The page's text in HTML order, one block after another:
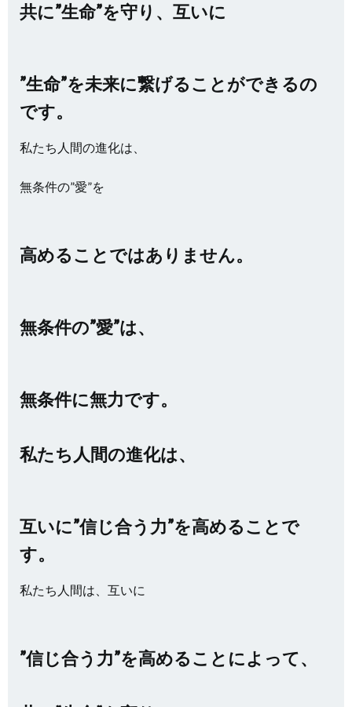
共に”生命”を守り、互いに
”生命”を未来に繋げることができるの
です。
私たち人間の進化は、
無条件の”愛”を
高めることではありません。
無条件の”愛”は、
無条件に無力です。
私たち人間の進化は、
互いに”信じ合う力”を高めることで
す。
私たち人間は、互いに
”信じ合う力”を高めることによって、